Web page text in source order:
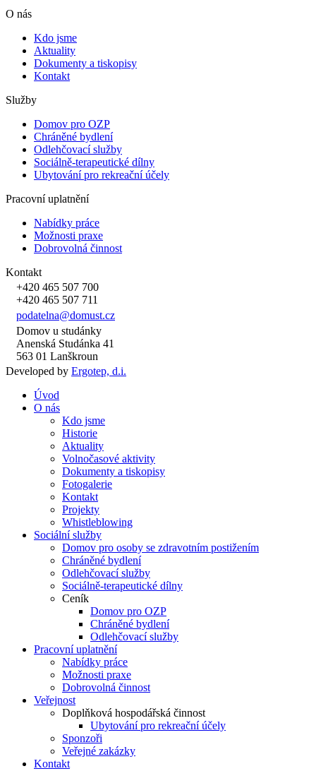
O nás
Kdo jsme
Aktuality
Dokumenty a tiskopisy
Kontakt
Služby
Domov pro OZP
Chráněné bydlení
Odlehčovací služby
Sociálně-terapeutické dílny
Ubytování pro rekreační účely
Pracovní uplatnění
Nabídky práce
Možnosti praxe
Dobrovolná činnost
Kontakt
+420 465 507 700
+420 465 507 711
podatelna@domust.cz
Domov u studánky
Anenská Studánka 41
563 01 Lanškroun
Developed by Ergotep, d.i.
Úvod
O nás
Kdo jsme
Historie
Aktuality
Volnočasové aktivity
Dokumenty a tiskopisy
Fotogalerie
Kontakt
Projekty
Whistleblowing
Sociální služby
Domov pro osoby se zdravotním postižením
Chráněné bydlení
Odlehčovací služby
Sociálně-terapeutické dílny
Ceník
Domov pro OZP
Chráněné bydlení
Odlehčovací služby
Pracovní uplatnění
Nabídky práce
Možnosti praxe
Dobrovolná činnost
Veřejnost
Doplňková hospodářská činnost
Ubytování pro rekreační účely
Sponzoři
Veřejné zakázky
Kontakt